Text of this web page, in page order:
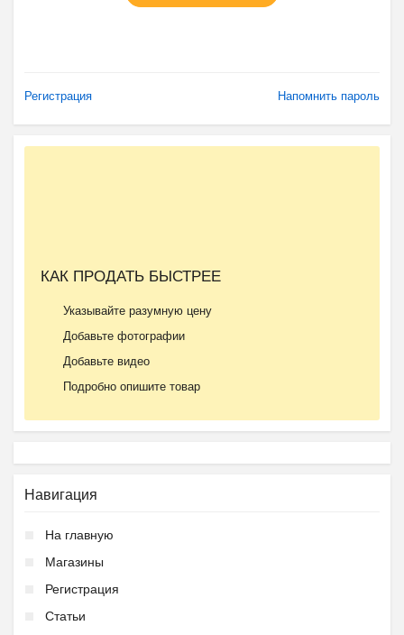
Регистрация Напомнить пароль
КАК ПРОДАТЬ БЫСТРЕЕ
Указывайте разумную цену
Добавьте фотографии
Добавьте видео
Подробно опишите товар
Навигация
На главную
Магазины
Регистрация
Статьи